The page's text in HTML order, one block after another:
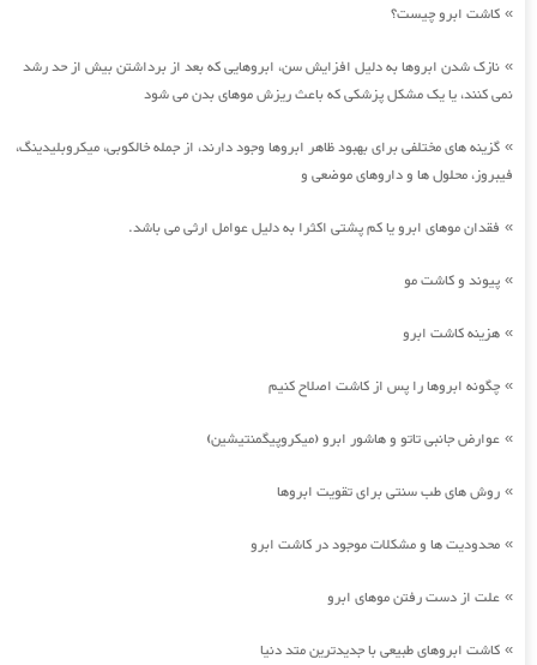
» کاشت ابرو چیست؟
» نازک شدن ابروها به دلیل افزایش سن، ابروهایی که بعد از برداشتن بیش از حد رشد
نمی کنند، یا یک مشکل پزشکی که باعث ریزش موهای بدن می شود
» گزینه های مختلفی برای بهبود ظاهر ابروها وجود دارند، از جمله خالکوبی، میکروبلیدینگ،
فیبروز، محلول ها و داروهای موضعی و
» فقدان موهای ابرو یا کم پشتی اکثرا به دلیل عوامل ارثی می باشد.
» پیوند و کاشت مو
» هزینه کاشت ابرو
» چگونه ابروها را پس از کاشت اصلاح کنیم
» عوارض جانبی تاتو و هاشور ابرو (میکروپیگمنتیشین)
» روش های طب سنتی برای تقویت ابروها
» محدودیت ها و مشکلات موجود در کاشت ابرو
» علت از دست رفتن موهای ابرو
» کاشت ابروهای طبیعی با جدیدترین متد دنیا